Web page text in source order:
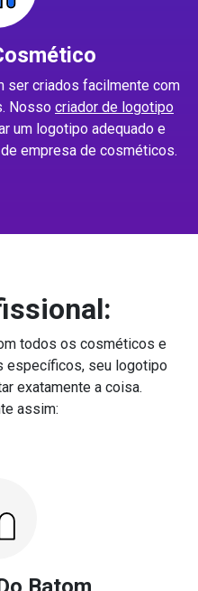
criados facilmente com
Nosso criador de logotipo
um logotipo adequado e
empresa de cosméticos.
todos os cosméticos e
específicos, seu logotipo
exatamente a coisa.
assim: